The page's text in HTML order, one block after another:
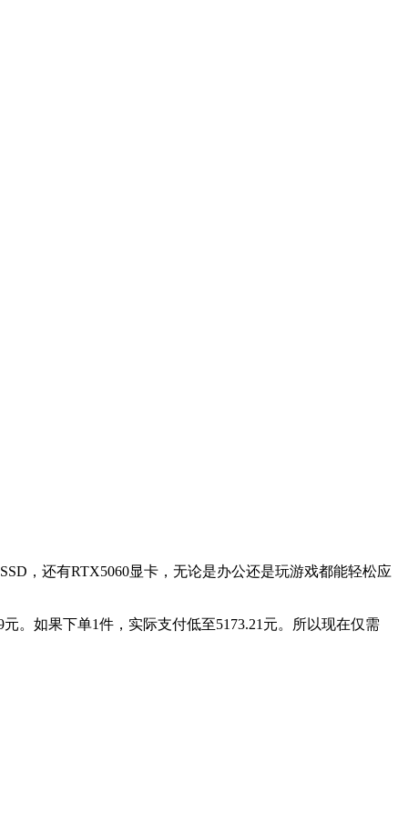
，还有RTX5060显卡，无论是办公还是玩游戏都能轻松应
。如果下单1件，实际支付低至5173.21元。所以现在仅需